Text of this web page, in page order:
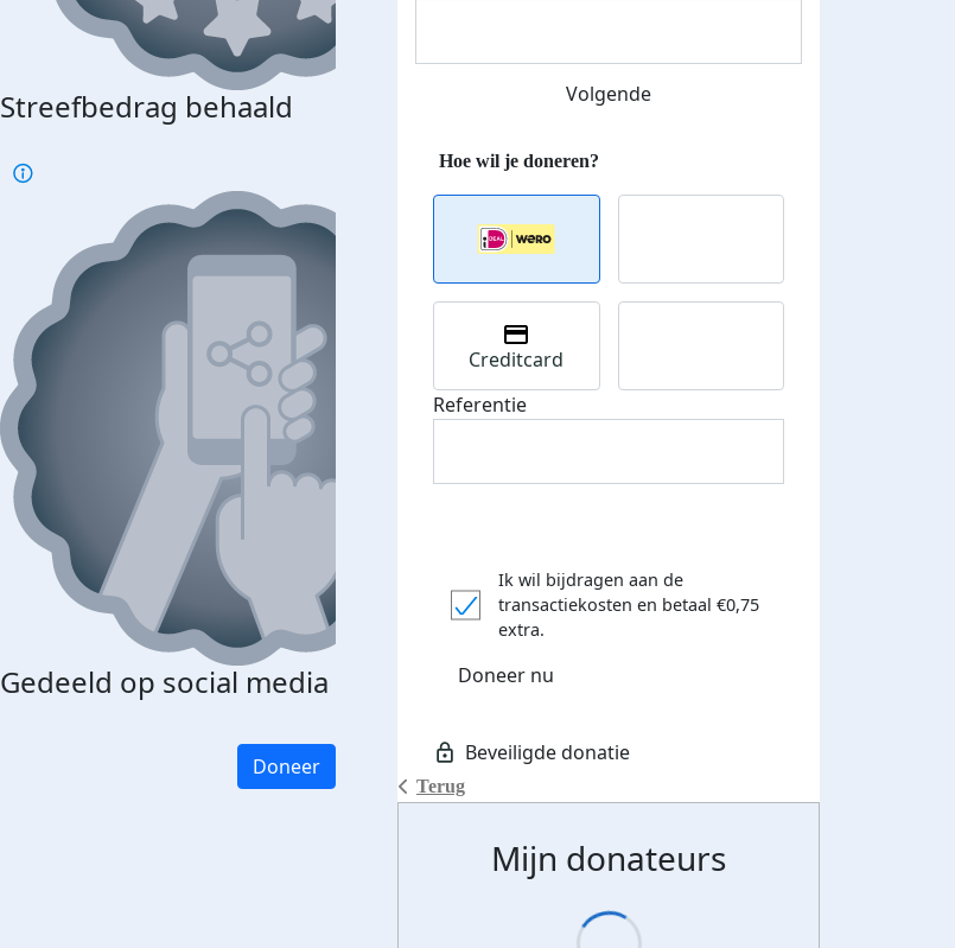
Streefbedrag behaald Streefbedrag verhoogd
Gedeeld op social media Donateurs bedankt
Doneer
Volgende
Terug
Creditcard
Referentie
Ik wil bijdragen aan de
transactiekosten en betaal €0,75
extra.
Doneer nu
Mijn donateurs